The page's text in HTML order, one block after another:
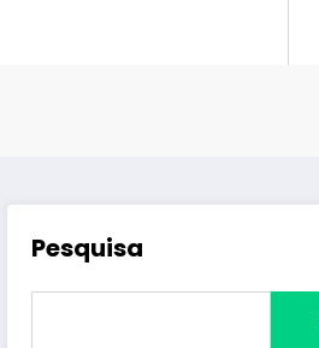
Pesquisa